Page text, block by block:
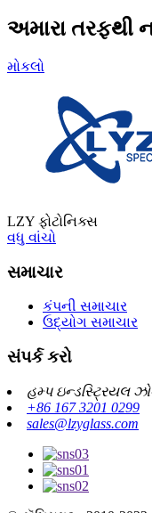
અમારા તરફથી
મોકલો
LZY ફોટોનિક્સ
વધુ વાંચો
સમાચાર
કંપની સમાચાર
ઉદ્યોગ સમાચાર
સંપર્ક કરો
હમ્પ ઇન્ડસ્ટ્રિયલ
+86 167 3201 0299
sales@lzyglass.com